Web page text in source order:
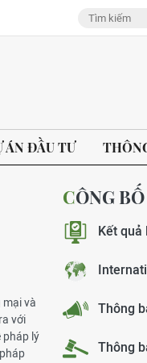
ÁN ĐẦU TƯ
mại và
với
pháp lý
CÔNG
Kết
Thông
Thông